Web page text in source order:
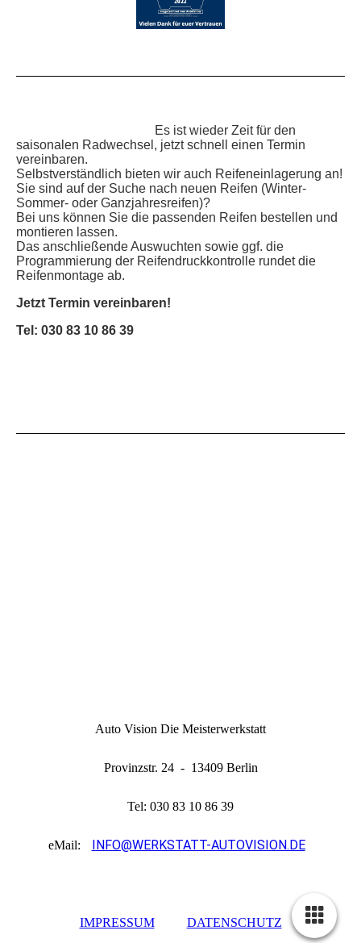
Es ist wieder Zeit für den
saisonalen Radwechsel, jetzt schnell einen Termin
vereinbaren.
Selbstverständlich bieten wir auch Reifeneinlagerung an!
Sie sind auf der Suche nach neuen Reifen (Winter-
Sommer- oder Ganzjahresreifen)?
Bei uns können Sie die passenden Reifen bestellen und
montieren lassen.
Das anschließende Auswuchten sowie ggf. die
Programmierung der Reifendruckkontrolle rundet die
Reifenmontage ab.
Jetzt Termin vereinbaren!
Tel: 030 83 10 86 39
Auto Vision Die Meisterwerkstatt
Provinzstr. 24 - 13409 Berlin
Tel: 030 83 10 86 39
eMail: INFO@WERKSTATT-AUTOVISION.DE
IMPRESSUM DATENSCHUTZ